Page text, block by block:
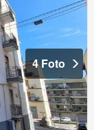
4 Foto